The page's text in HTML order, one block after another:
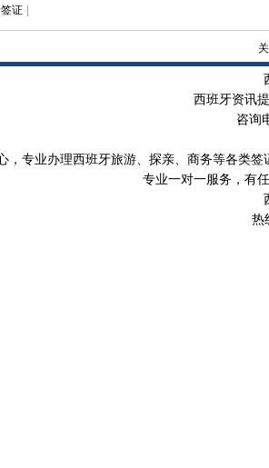
证
西班牙资讯
咨询
，专业办理西班牙旅游、探亲、商务等各类
专业一对一服务，有
热